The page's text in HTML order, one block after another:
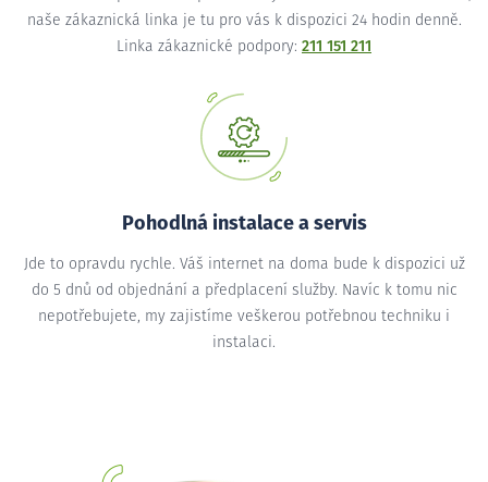
naše zákaznická linka je tu pro vás k dispozici 24 hodin denně.
Linka zákaznické podpory: 211 151 211
Pohodlná instalace a servis
Jde to opravdu rychle. Váš internet na doma bude k dispozici už
do 5 dnů od objednání a předplacení služby. Navíc k tomu nic
nepotřebujete, my zajistíme veškerou potřebnou techniku i
instalaci.